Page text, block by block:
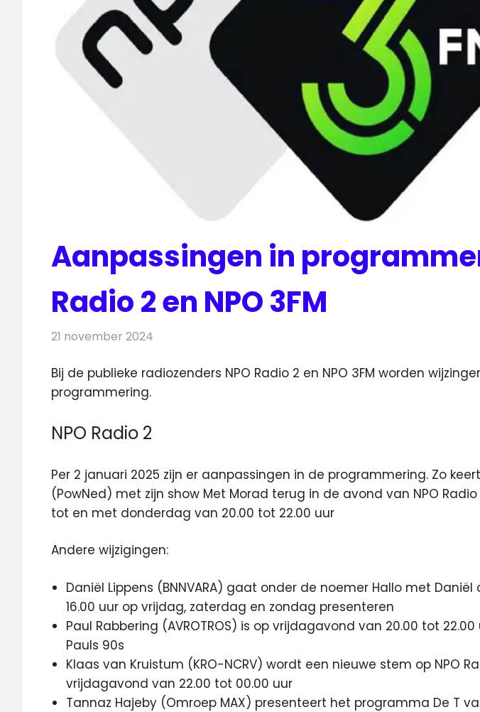
Aanpassingen in
Radio 2 en NPO 3FM
21 november 2024
Bij de publieke radiozenders NPO Radio 2 en NPO 3FM worden
programmering.
NPO Radio 2
Per 2 januari 2025 zijn er aanpassingen in de programmering. Zo
(PowNed) met zijn show Met Morad terug in de avond van NPO
tot en met donderdag van 20.00 tot 22.00 uur
Andere wijzigingen:
Daniël Lippens (BNNVARA) gaat onder de noemer Hallo met Daniël
16.00 uur op vrijdag, zaterdag en zondag presenteren
Paul Rabbering (AVROTROS) is op vrijdagavond van 20.00 tot
Pauls 90s
Klaas van Kruistum (KRO-NCRV) wordt een nieuwe stem op NPO
vrijdagavond van 22.00 tot 00.00 uur
Tannaz Hajeby (Omroep MAX) presenteert het programma De T